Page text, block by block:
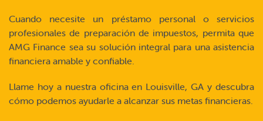
Cuando necesite un préstamo personal o servicios
profesionales de preparación de impuestos, permita que
AMG Finance sea su solución integral para una asistencia
financiera amable y confiable.
Llame hoy a nuestra oficina en Louisville, GA y descubra
cómo podemos ayudarle a alcanzar sus metas financieras.